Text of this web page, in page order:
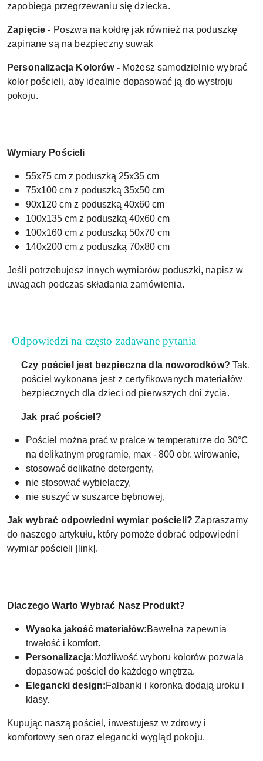
zapobiega przegrzewaniu się dziecka.
Zapięcie - Poszwa na kołdrę jak również na poduszkę
zapinane są na bezpieczny suwak
Personalizacja Kolorów - Możesz samodzielnie wybrać
kolor pościeli, aby idealnie dopasować ją do wystroju
pokoju.
Wymiary Pościeli
55x75 cm z poduszką 25x35 cm
75x100 cm z poduszką 35x50 cm
90x120 cm z poduszką 40x60 cm
100x135 cm z poduszką 40x60 cm
100x160 cm z poduszką 50x70 cm
140x200 cm z poduszką 70x80 cm
Jeśli potrzebujesz innych wymiarów poduszki, napisz w
uwagach podczas składania zamówienia.
Odpowiedzi na często zadawane pytania
Czy pościel jest bezpieczna dla noworodków?Tak,
pościel wykonana jest z certyfikowanych materiałów
bezpiecznych dla dzieci od pierwszych dni życia.
Jak prać pościel?
Pościel można prać w pralce w temperaturze do 30°C
na delikatnym programie, max - 800 obr. wirowanie,
stosować delikatne detergenty,
nie stosować wybielaczy,
nie suszyć w suszarce bębnowej,
Jak wybrać odpowiedni wymiar pościeli?Zapraszamy
do naszego artykułu, który pomoże dobrać odpowiedni
wymiar pościeli [link].
Dlaczego Warto Wybrać Nasz Produkt?
Wysoka jakość materiałów:Bawełna zapewnia
trwałość i komfort.
Personalizacja:Możliwość wyboru kolorów pozwala
dopasować pościel do każdego wnętrza.
Elegancki design:Falbanki i koronka dodają uroku i
klasy.
Kupując naszą pościel, inwestujesz w zdrowy i
komfortowy sen oraz elegancki wygląd pokoju.